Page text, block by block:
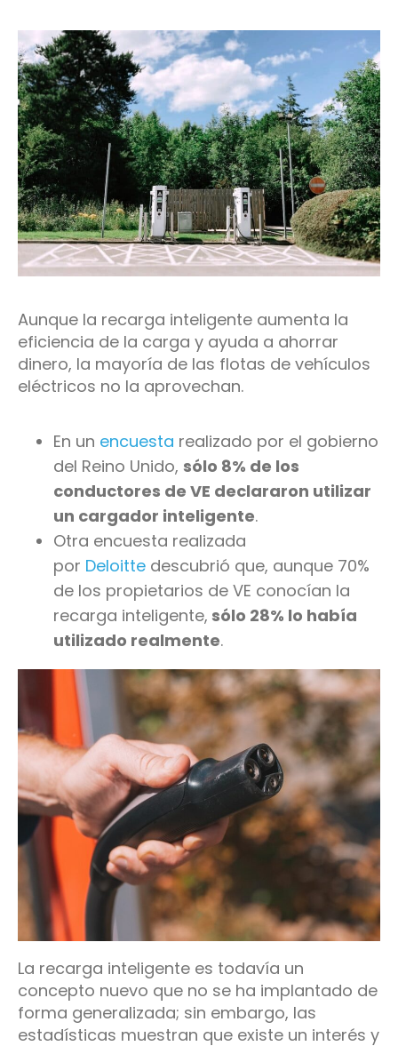
Aunque la recarga inteligente aumenta la
eficiencia de la carga y ayuda a ahorrar
dinero, la mayoría de las flotas de vehículos
eléctricos no la aprovechan.
En un encuesta realizado por el gobierno
del Reino Unido, sólo 8% de los
conductores de VE declararon utilizar
un cargador inteligente.
Otra encuesta realizada
por Deloitte descubrió que, aunque 70%
de los propietarios de VE conocían la
recarga inteligente, sólo 28% lo había
utilizado realmente.
La recarga inteligente es todavía un
concepto nuevo que no se ha implantado de
forma generalizada; sin embargo, las
estadísticas muestran que existe un interés y